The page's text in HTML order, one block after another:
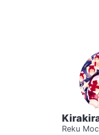
Reku